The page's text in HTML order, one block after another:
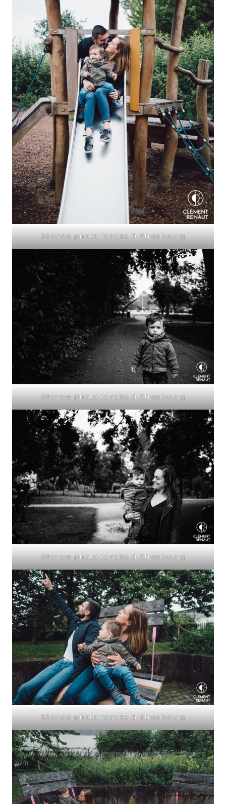
Séance photo famille à Strasbourg
Séance photo famille à Strasbourg
Séance photo famille à Strasbourg
Séance photo famille à Strasbourg